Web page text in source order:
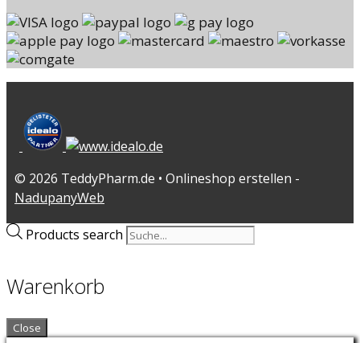
© 2026 TeddyPharm.de • Onlineshop erstellen -
NadupanyWeb
Products search
Warenkorb
Close